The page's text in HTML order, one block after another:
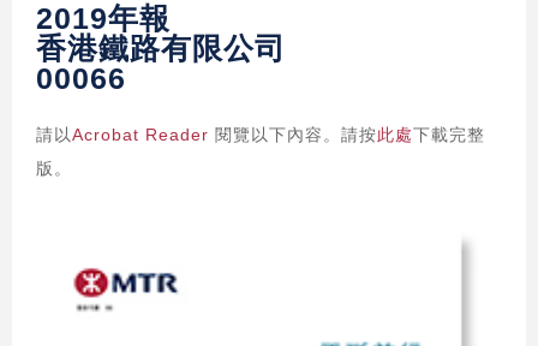
2019年報
香港鐵路有限公司
00066
請以Acrobat Reader 閱覽以下內容。請按此處下載完整
版。